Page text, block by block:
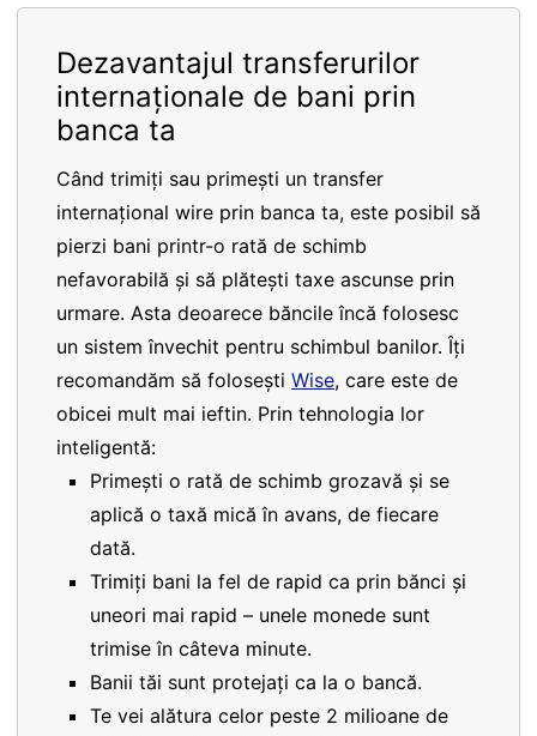
Dezavantajul transferurilor
internaționale de bani prin
banca ta
Când trimiți sau primești un transfer
internațional wire prin banca ta, este posibil să
pierzi bani printr-o rată de schimb
nefavorabilă și să plătești taxe ascunse prin
urmare. Asta deoarece băncile încă folosesc
un sistem învechit pentru schimbul banilor. Îți
recomandăm să folosești Wise, care este de
obicei mult mai ieftin. Prin tehnologia lor
inteligentă:
Primești o rată de schimb grozavă și se
aplică o taxă mică în avans, de fiecare
dată.
Trimiți bani la fel de rapid ca prin bănci și
uneori mai rapid – unele monede sunt
trimise în câteva minute.
Banii tăi sunt protejați ca la o bancă.
Te vei alătura celor peste 2 milioane de